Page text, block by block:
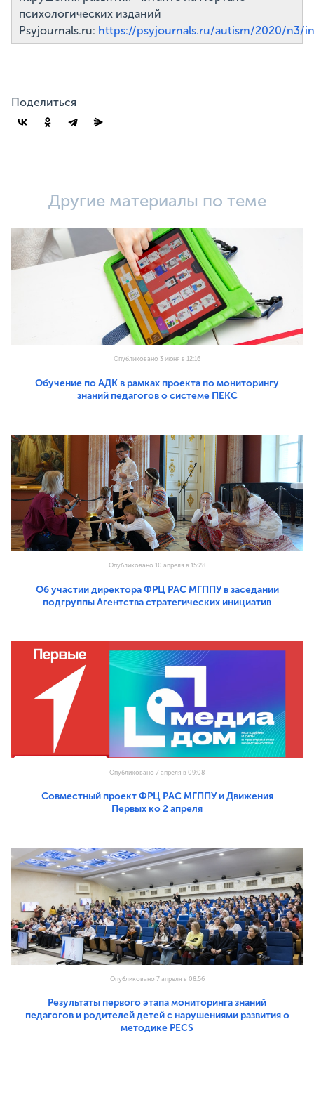
психологических изданий
Psyjournals.ru: https://psyjournals.ru/autism/2020/n3/
Поделиться
Другие материалы по теме
Опубликовано 3 июня в 12:16
Обучение по АДК в рамках проекта по мониторингу
знаний педагогов о системе ПЕКС
Опубликовано 10 апреля в 15:28
Об участии директора ФРЦ РАС МГППУ в заседании
подгруппы Агентства стратегических инициатив
Опубликовано 7 апреля в 09:08
Совместный проект ФРЦ РАС МГППУ и Движения
Первых ко 2 апреля
Опубликовано 7 апреля в 08:56
Результаты первого этапа мониторинга знаний
педагогов и родителей детей с нарушениями развития о
методике PECS